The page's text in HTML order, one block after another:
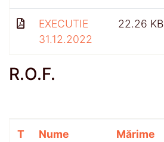
EXECUTIE
31.12.2022
22.26 KB
R.O.F.
T Nume Mărime